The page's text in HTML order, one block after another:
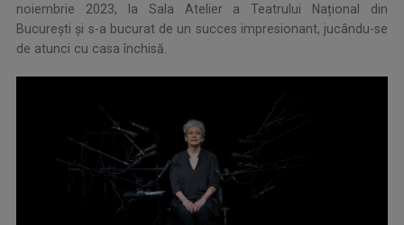
noiembrie 2023, la Sala Atelier a Teatrului Național din
București și s-a bucurat de un succes impresionant, jucându-se
de atunci cu casa închisă.